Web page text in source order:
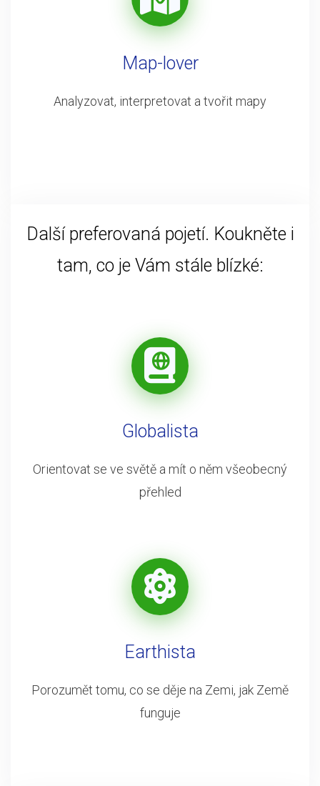
Map-lover
Analyzovat, interpretovat a tvořit mapy
Další preferovaná pojetí. Koukněte i
tam, co je Vám stále blízké:
Globalista
Orientovat se ve světě a mít o něm všeobecný
přehled
Earthista
Porozumět tomu, co se děje na Zemi, jak Země
funguje